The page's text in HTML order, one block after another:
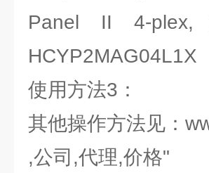
Panel II 4-
HCYP2MAG04L1X
使用方法3：
其他操作方法见：
,公司,代理,价格"